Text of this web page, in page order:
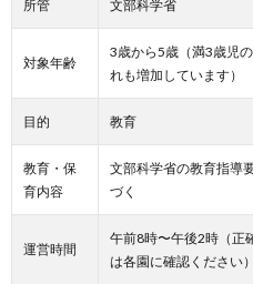
所管 文部科学省
対象年齢
3歳から5歳（満3歳児
れも増加しています）
目的 教育
教育・保
育内容
文部科学省の教育指導
づく
運営時間
午前8時〜午後2時（正
は各園に確認ください）